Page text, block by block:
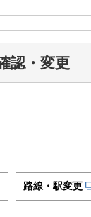
認・変更
路線・駅変更